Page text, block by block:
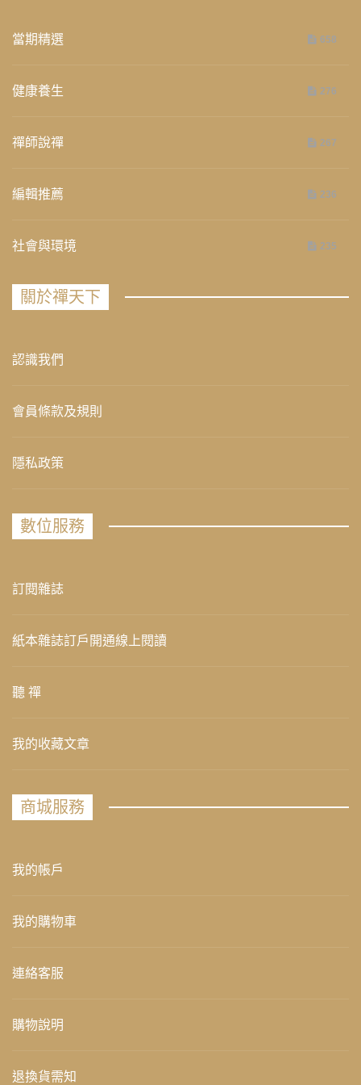
當期精選 658
健康養生 276
禪師說禪 267
編輯推薦 236
社會與環境 235
關於禪天下
認識我們
會員條款及規則
隱私政策
數位服務
訂閱雜誌
紙本雜誌訂戶開通線上閱讀
聽 禪
我的收藏文章
商城服務
我的帳戶
我的購物車
連絡客服
購物說明
退換貨需知